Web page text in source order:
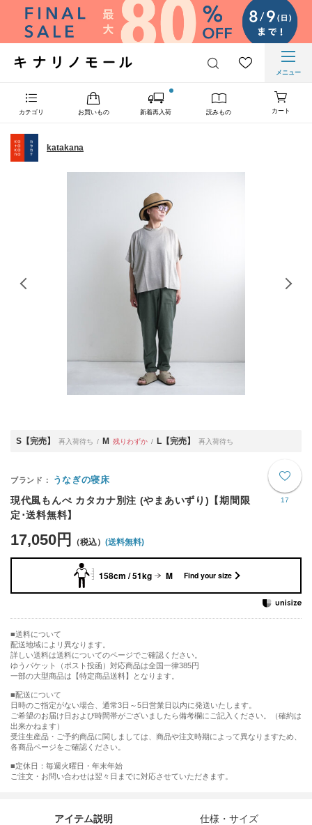
メニュー
カテゴリ お買いもの 新着再入荷 読みもの カート
katakana
S【完売】 再入荷待ち M 残りわずか L【完売】 再入荷待ち
17
うなぎの寝床
現代風もんぺ カタカナ別注 (やまあいずり)【期間限
定･送料無料】
17,050円 (送料無料)
158cm / 51kg M Find your size
送料について
配送地域によリ異なります。
詳しい送料は送料についてのページでご確認ください。
ゆうパケット（ポスト投函）対応商品は全国一律385円
一部の大型商品は【特定商品送料】となります。
■配送について
日時のご指定がない場合、通常3日～5日営業日以内に発送いたします。
ご希望のお届け日および時間帯がございましたら備考欄にご記入ください。（確約は
出来かねます）
受注生産品・ご予約商品に関しましては、商品や注文時期によって異なりますため、
各商品ページをご確認ください。
■定休日：毎週火曜日・年末年始
ご注文・お問い合わせは翌々日までに対応させていただきます。
アイテム説明 仕様・サイズ